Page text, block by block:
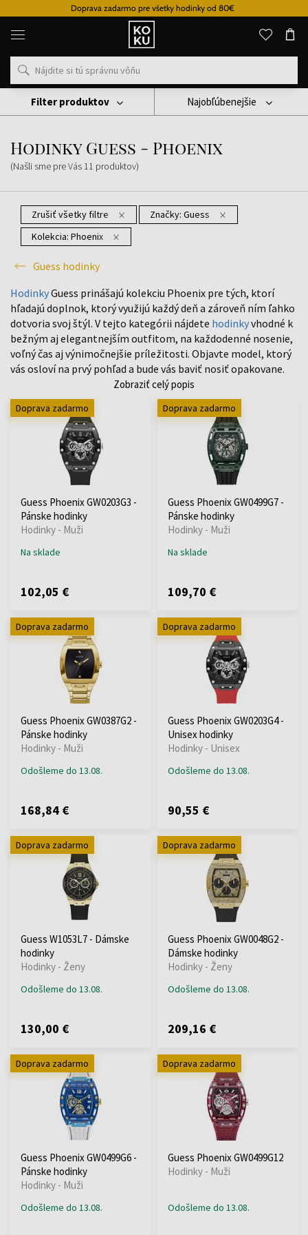
Doprava zadarmo pre všetky hodinky od 80€
Originálne
parfémy
hodinky
na
mieste
Hodinky
Guess Hodinky Hodinky Guess - Phoenix
Hodinky Guess - Phoenix
(Našli sme pre Vás 11 produktov)
Najobľúbenejšie
Zrušiť všetky filtre Značky: Guess
Kolekcia: Phoenix
Guess hodinky
Filter produktov
HodinkyGuess prinášajú kolekciu Phoenix pre tých, ktorí
hľadajú doplnok, ktorý využijú každý deň a zároveň ním ľahko
dotvoria svoj štýl. V tejto kategórii nájdete hodinkyvhodné k
bežným aj elegantnejším outfitom, na každodenné nosenie,
voľný čas aj výnimočnejšie príležitosti. Objavte model, ktorý
vás osloví na prvý pohľad a bude vás baviť nosiť opakovane.
Zobraziť celý popis
Doprava zadarmo
Guess Phoenix GW0203G3 -
Pánske hodinky
Hodinky - Muži
Na sklade
102,05 €
Doprava zadarmo
Guess Phoenix GW0499G7 -
Pánske hodinky
Hodinky - Muži
Na sklade
109,70 €
Doprava zadarmo
Guess Phoenix GW0387G2 -
Pánske hodinky
Hodinky - Muži
Odošleme do 13.08.
168,84 €
Doprava zadarmo
Guess Phoenix GW0203G4 -
Unisex hodinky
Hodinky - Unisex
Odošleme do 13.08.
90,55 €
Doprava zadarmo
Guess W1053L7 - Dámske
hodinky
Hodinky - Ženy
Odošleme do 13.08.
130,00 €
Doprava zadarmo
Guess Phoenix GW0048G2 -
Dámske hodinky
Hodinky - Ženy
Odošleme do 13.08.
209,16 €
Doprava zadarmo
Guess Phoenix GW0499G6 -
Pánske hodinky
Hodinky - Muži
Odošleme do 13.08.
Doprava zadarmo
Guess Phoenix GW0499G12
Hodinky - Muži
Odošleme do 13.08.